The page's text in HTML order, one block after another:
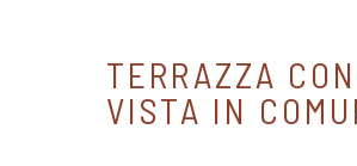
TERRAZZA CON
VISTA IN